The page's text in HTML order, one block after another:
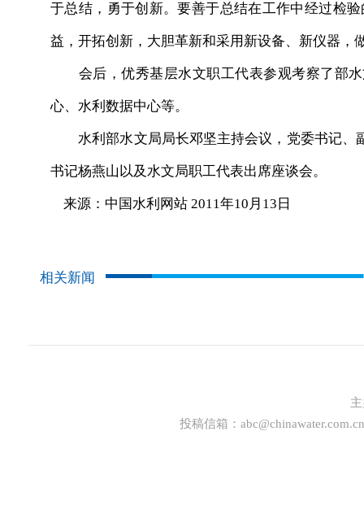
于总结，勇于创新。要善于总结在工作中经过检
益，开拓创新，大胆革新和采用新设备、新仪器，
会后，优秀基层水文职工代表参观考察了部水
心、水利数据中心等。
水利部水文局局长邓坚主持会议，党委书记、
书记杨燕山以及水文局职工代表出席座谈会。
来源：中国水利网站 2011年10月13日
相关新闻
投稿信箱： abc@chinawater.com.cn